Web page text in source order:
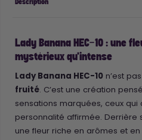
Description
Lady Banana HEC-10 : une
mystérieux qu’intense
Lady Banana HEC-10 n’est
fruité. C’est une création
sensations marquées, ceux
personnalité affirmée.
une fleur riche en arômes et